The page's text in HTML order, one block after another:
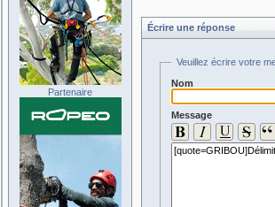
Écrire une réponse
Veuillez écrire votre
Nom
Message
Partenaire